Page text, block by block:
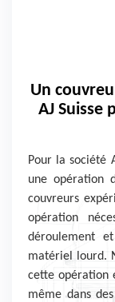
Un
AJ Suisse
Pour la société
une opération
couvreurs
opération
déroulement
matériel lourd.
cette opération
même dans